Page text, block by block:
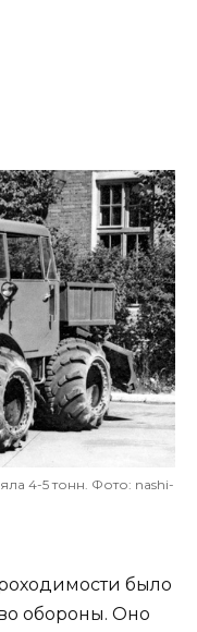
4-5 тонн. Фото: nashi-
было
обороны. Оно